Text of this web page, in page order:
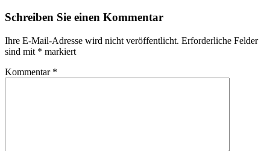
Schreiben Sie einen Kommentar
Ihre E-Mail-Adresse wird nicht veröffentlicht. Erforderliche Felder
sind mit * markiert
Kommentar *